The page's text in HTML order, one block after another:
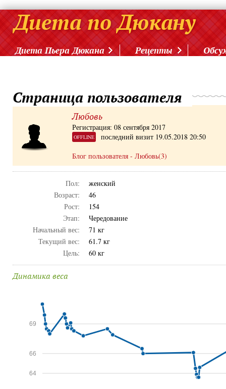
Диета Пьера Дюкана Рецепты
Страница пользователя
Любовь
Регистрация: 08 сентября 2017
OFFLINE
последний визит 19.05.2018 20:50
Блог пользователя - Любовь(3)
Пол:
женский
Возраст:
46
Рост:
154
Этап:
Чередование
Начальный вес:
71 кг
Текущий вес:
61.7 кг
Цель:
60 кг
Динамика веса
64
66
69